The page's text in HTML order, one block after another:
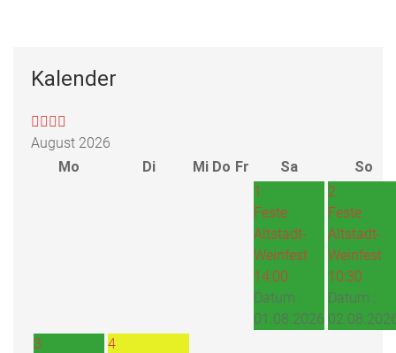
Kalender
August 2026
Mo
Di Mi Do Fr Sa
So
1
Feste
Altstadt-
Weinfest
14:00
Datum :
01.08.2026
2
Feste
Altstadt-
Weinfest
10:30
Datum :
3
4